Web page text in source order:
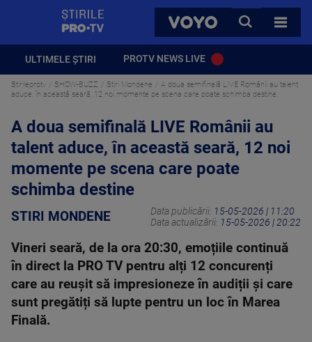
VOYO
CAUTA
TOATE
ULTIMELE ȘTIRI PROTV NEWS LIVE
Stirileprotv SHOW-BUZZ Stiri Mondene
A doua semifinală LIVE Românii au talent
aduce, în această seară, 12 noi momente pe scena care poate schimba destine
A doua semifinală LIVE Românii au
talent aduce, în această seară, 12 noi
momente pe scena care poate
schimba destine
STIRI MONDENE Data publicării: 15-05-2026 | 11:20
Data actualizării: 15-05-2026 | 20:22
Vineri seară, de la ora 20:30, emoțiile continuă
în direct la PRO TV pentru alți 12 concurenți
care au reușit să impresioneze în audiții și care
sunt pregătiți să lupte pentru un loc în Marea
Finală.